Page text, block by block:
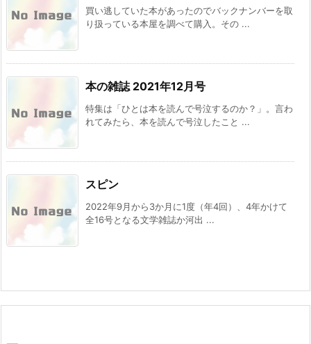
買い逃していた本があったのでバックナンバーを取
り扱っている本屋を調べて購入。その ...
本の雑誌 2021年12月号
特集は「ひとは本を読んで号泣するのか？」。言わ
れてみたら、本を読んで号泣したこと ...
スピン
2022年9月から3か月に1度（年4回）、4年かけて
全16号となる文学雑誌か河出 ...